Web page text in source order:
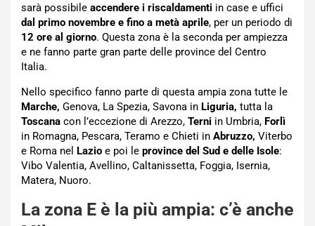
sarà possibile accendere i riscaldamenti in case e uffici
dal primo novembre e fino a metà aprile, per un periodo di
12 ore al giorno. Questa zona è la seconda per ampiezza
e ne fanno parte gran parte delle province del Centro
Italia.
Nello specifico fanno parte di questa ampia zona tutte le
Marche, Genova, La Spezia, Savona in Liguria, tutta la
Toscana con l’eccezione di Arezzo, Terni in Umbria, Forlì
in Romagna, Pescara, Teramo e Chieti in Abruzzo, Viterbo
e Roma nel Lazio e poi le province del Sud e delle Isole:
Vibo Valentia, Avellino, Caltanissetta, Foggia, Isernia,
Matera, Nuoro.
La zona E è la più ampia: c’è anche